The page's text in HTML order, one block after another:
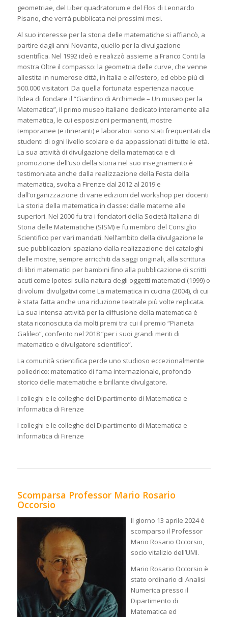
geometriae, del Liber quadratorum e del Flos di Leonardo
Pisano, che verrà pubblicata nei prossimi mesi.
Al suo interesse per la storia delle matematiche si affiancò, a
partire dagli anni Novanta, quello per la divulgazione
scientifica. Nel 1992 ideò e realizzò assieme a Franco Conti la
mostra Oltre il compasso: la geometria delle curve, che venne
allestita in numerose città, in Italia e all’estero, ed ebbe più di
500.000 visitatori. Da quella fortunata esperienza nacque
l’idea di fondare il “Giardino di Archimede – Un museo per la
Matematica”, il primo museo italiano dedicato interamente alla
matematica, le cui esposizioni permanenti, mostre
temporanee (e itineranti) e laboratori sono stati frequentati da
studenti di ogni livello scolare e da appassionati di tutte le età.
La sua attività di divulgazione della matematica e di
promozione dell’uso della storia nel suo insegnamento è
testimoniata anche dalla realizzazione della Festa della
matematica, svolta a Firenze dal 2012 al 2019 e
dall’organizzazione di varie edizioni del workshop per docenti
La storia della matematica in classe: dalle materne alle
superiori. Nel 2000 fu tra i fondatori della Società Italiana di
Storia delle Matematiche (SISM) e fu membro del Consiglio
Scientifico per vari mandati. Nell’ambito della divulgazione le
sue pubblicazioni spaziano dalla realizzazione dei cataloghi
delle mostre, sempre arricchiti da saggi originali, alla scrittura
di libri matematici per bambini fino alla pubblicazione di scritti
acuti come Ipotesi sulla natura degli oggetti matematici (1999) o
di volumi divulgativi come La matematica in cucina (2004), di cui
è stata fatta anche una riduzione teatrale più volte replicata.
La sua intensa attività per la diffusione della matematica è
stata riconosciuta da molti premi tra cui il premio “Pianeta
Galileo”, conferito nel 2018 “per i suoi grandi meriti di
matematico e divulgatore scientifico”.
La comunità scientifica perde uno studioso eccezionalmente
poliedrico: matematico di fama internazionale, profondo
storico delle matematiche e brillante divulgatore.
I colleghi e le colleghe del Dipartimento di Matematica e
Informatica di Firenze
I colleghi e le colleghe del Dipartimento di Matematica e
Informatica di Firenze
Scomparsa Professor Mario Rosario
Occorsio
Il giorno 13 aprile 2024 è
scomparso il Professor
Mario Rosario Occorsio,
socio vitalizio dell’UMI.
Mario Rosario Occorsio è
stato ordinario di Analisi
Numerica presso il
Dipartimento di
Matematica ed